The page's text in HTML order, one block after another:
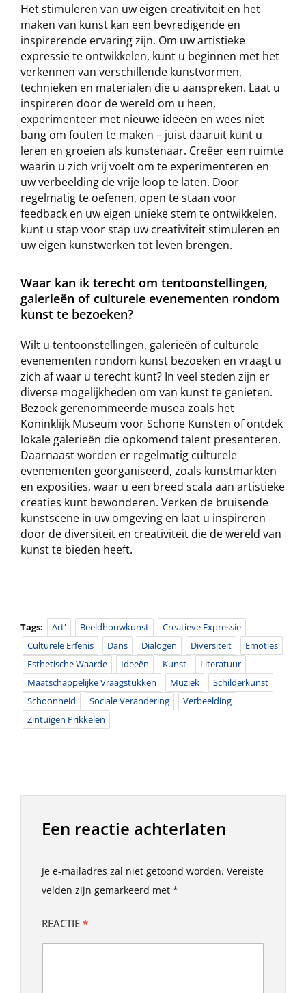
Het stimuleren van uw eigen creativiteit en het
maken van kunst kan een bevredigende en
inspirerende ervaring zijn. Om uw artistieke
expressie te ontwikkelen, kunt u beginnen met het
verkennen van verschillende kunstvormen,
technieken en materialen die u aanspreken. Laat u
inspireren door de wereld om u heen,
experimenteer met nieuwe ideeën en wees niet
bang om fouten te maken – juist daaruit kunt u
leren en groeien als kunstenaar. Creëer een ruimte
waarin u zich vrij voelt om te experimenteren en
uw verbeelding de vrije loop te laten. Door
regelmatig te oefenen, open te staan voor
feedback en uw eigen unieke stem te ontwikkelen,
kunt u stap voor stap uw creativiteit stimuleren en
uw eigen kunstwerken tot leven brengen.
Waar kan ik terecht om tentoonstellingen,
galerieën of culturele evenementen rondom
kunst te bezoeken?
Wilt u tentoonstellingen, galerieën of culturele
evenementen rondom kunst bezoeken en vraagt u
zich af waar u terecht kunt? In veel steden zijn er
diverse mogelijkheden om van kunst te genieten.
Bezoek gerenommeerde musea zoals het
Koninklijk Museum voor Schone Kunsten of ontdek
lokale galerieën die opkomend talent presenteren.
Daarnaast worden er regelmatig culturele
evenementen georganiseerd, zoals kunstmarkten
en exposities, waar u een breed scala aan artistieke
creaties kunt bewonderen. Verken de bruisende
kunstscene in uw omgeving en laat u inspireren
door de diversiteit en creativiteit die de wereld van
kunst te bieden heeft.
Tags: Art' Beeldhouwkunst
Creatieve Expressie
Culturele Erfenis
Dans Dialogen Diversiteit
Emoties
Esthetische Waarde
Ideeën Kunst
Literatuur
Maatschappelijke Vraagstukken
Muziek
Schilderkunst
Schoonheid
Sociale Verandering
Verbeelding
Zintuigen Prikkelen
Een reactie achterlaten
Je e-mailadres zal niet getoond worden. Vereiste
velden zijn gemarkeerd met *
REACTIE *